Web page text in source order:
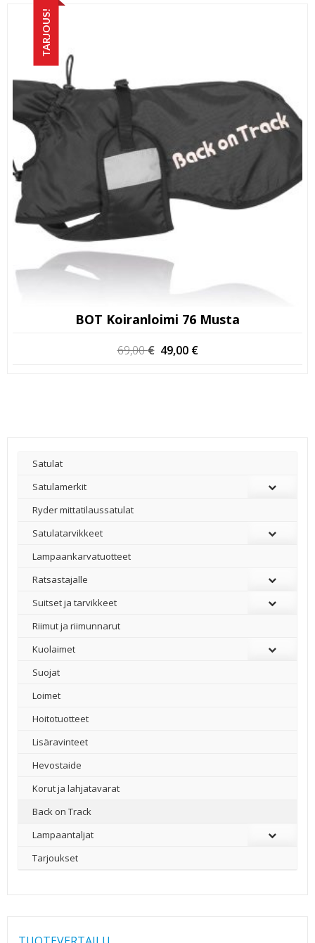
TARJOUS!
BOT Koiranloimi 76 Musta
69,00€ Alkuperäinen
49,00 €
Satulat
Satulamerkit
Ryder mittatilaussatulat
Satulatarvikkeet
–
Lampaankarvatuotteet
Ratsastajalle
Suitset ja tarvikkeet
Riimut ja riimunnarut
Kuolaimet
Suojat
Loimet
Hoitotuotteet
Lisäravinteet
Hevostaide
Korut ja lahjatavarat
Back on Track
Lampaantaljat
Tarjoukset